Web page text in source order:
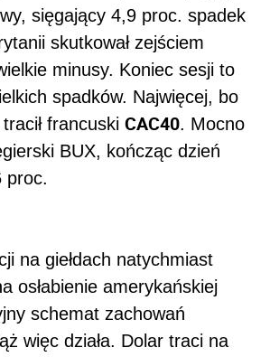
sięgający 4,9 proc. spadek
skutkował zejściem
minusy. Koniec sesji to
spadków. Najwięcej, bo
francuski CAC40. Mocno
BUX, kończąc dzień
proc.
na giełdach natychmiast
osłabienie amerykańskiej
schemat zachowań
więc działa. Dolar traci na